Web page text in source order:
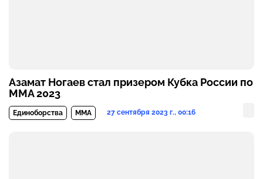
Азамат Ногаев стал призером Кубка России по
ММА 2023
Единоборства MMA 27 сентября 2023 г., 00:16